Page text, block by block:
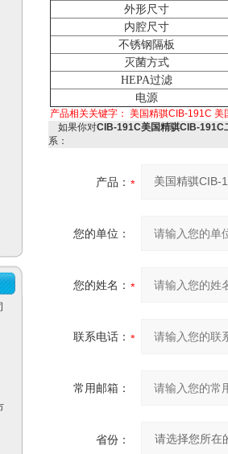
外形尺寸
内腔尺寸
不锈钢隔板
灭菌方式
HEPA过滤
电源
产品相关关键字： 美国精骐CIB-191C 美
如果你对CIB-191C美国精骐CIB-191C
系：
产品：
您的单位：
您的姓名：
联系电话：
常用邮箱：
省份：